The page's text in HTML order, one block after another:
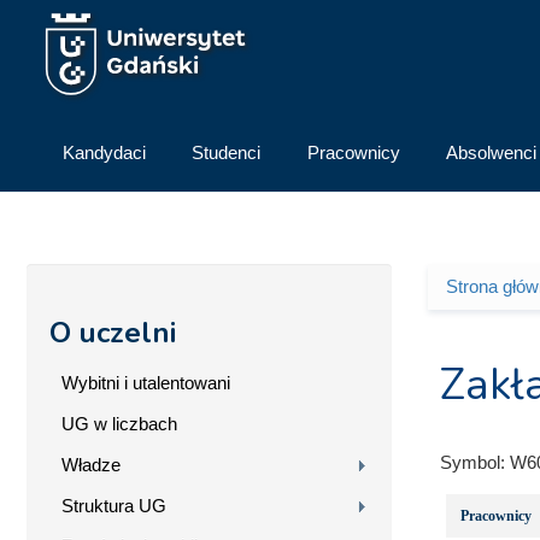
Przejdź do treści
Kandydaci Studenci Pracownicy Absolwenci
O uczelni
Wybitni i utalentowani
UG w liczbach
Władze
Struktura UG
Strona
Symbol:
Pracownicy